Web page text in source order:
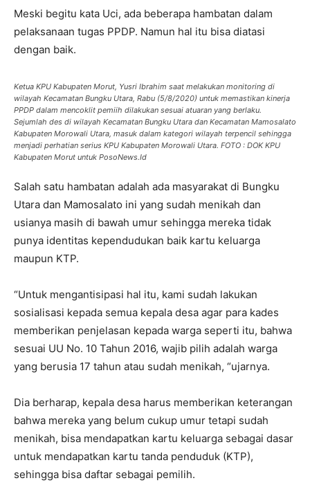
Meski begitu kata Uci, ada beberapa hambatan dalam
pelaksanaan tugas PPDP. Namun hal itu bisa diatasi
dengan baik.
Ketua KPU Kabupaten Morut, Yusri Ibrahim saat melakukan monitoring di
wilayah Kecamatan Bungku Utara, Rabu (5/8/2020) untuk memastikan kinerja
PPDP dalam mencoklit pemiih dilakukan sesuai atuaran yang berlaku.
Sejumlah des di wilayah Kecamatan Bungku Utara dan Kecamatan Mamosalato
Kabupaten Morowali Utara, masuk dalam kategori wilayah terpencil sehingga
menjadi perhatian serius KPU Kabupaten Morowali Utara. FOTO : DOK KPU
Kabupaten Morut untuk PosoNews.Id
Salah satu hambatan adalah ada masyarakat di Bungku
Utara dan Mamosalato ini yang sudah menikah dan
usianya masih di bawah umur sehingga mereka tidak
punya identitas kependudukan baik kartu keluarga
maupun KTP.
“Untuk mengantisipasi hal itu, kami sudah lakukan
sosialisasi kepada semua kepala desa agar para kades
memberikan penjelasan kepada warga seperti itu, bahwa
sesuai UU No. 10 Tahun 2016, wajib pilih adalah warga
yang berusia 17 tahun atau sudah menikah, “ujarnya.
Dia berharap, kepala desa harus memberikan keterangan
bahwa mereka yang belum cukup umur tetapi sudah
menikah, bisa mendapatkan kartu keluarga sebagai dasar
untuk mendapatkan kartu tanda penduduk (KTP),
sehingga bisa daftar sebagai pemilih.